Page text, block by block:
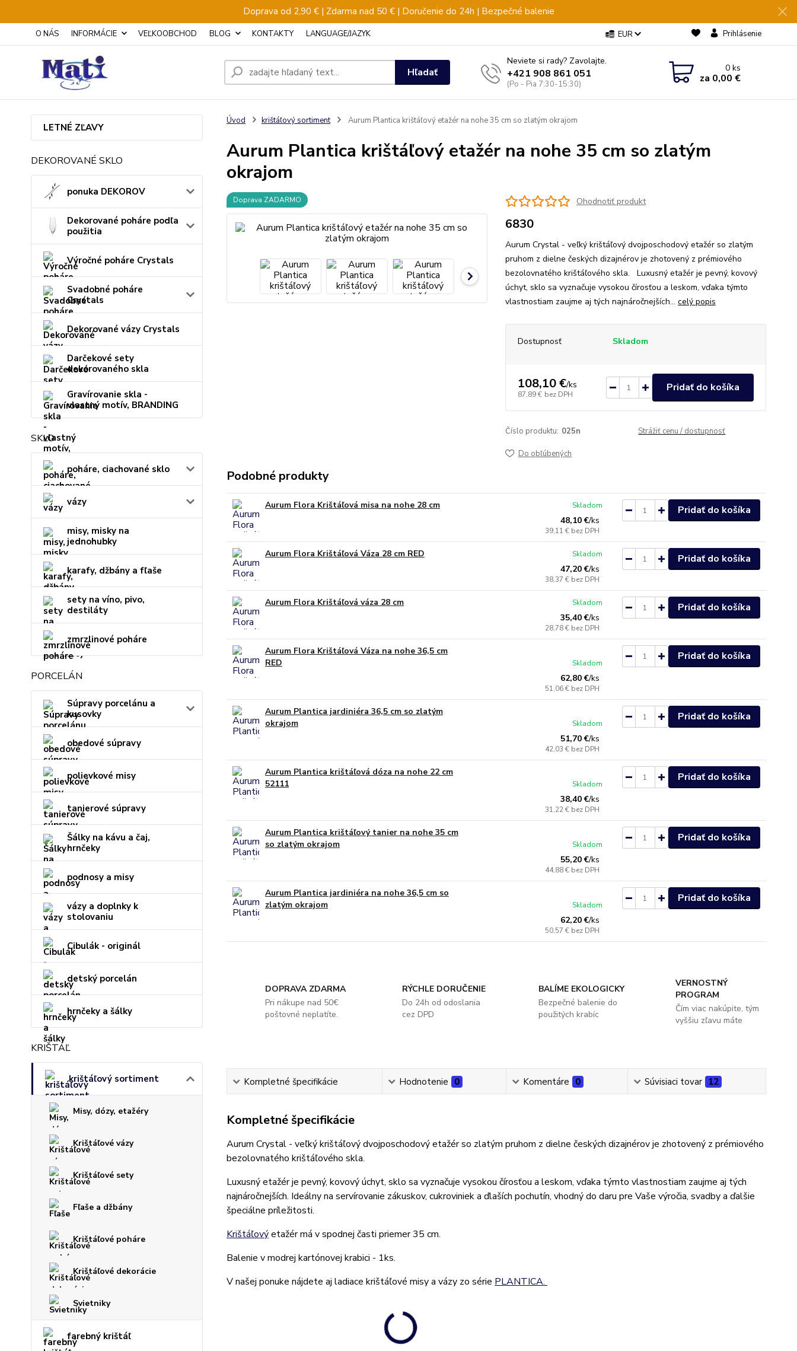
Doprava od 2,90 € | Zdarma nad 50 € | Doručenie do 24h | Bezpečné balenie
O NÁS INFORMÁCIE VEĽKOOBCHOD BLOG KONTAKTY LANGUAGE/JAZYK EUR Prihlásenie
Hľadať
Neviete si rady? Zavolajte.
+421 908 861 051
(Po - Pia 7:30-15:30)
0ks
za 0,00 €
LETNÉ ZĽAVY
DEKOROVANÉ SKLO
ponuka DEKOROV
Dekorované poháre podľa
použitia
Výročné poháre Crystals
Svadobné poháre
Crystals
Dekorované vázy Crystals
Darčekové sety
dekorovaného skla
Gravírovanie skla -
vlastný motív, BRANDING
SKLO
poháre, ciachované sklo
vázy
misy, misky na
jednohubky
karafy, džbány a fľaše
sety na víno, pivo,
destiláty
zmrzlinové poháre
PORCELÁN
Súpravy porcelánu a
kusovky
obedové súpravy
polievkové misy
tanierové súpravy
Šálky na kávu a čaj,
hrnčeky
podnosy a misy
vázy a doplnky k
stolovaniu
Cibulák - originál
detský porcelán
hrnčeky a šálky
KRIŠTÁĽ
krištáľový sortiment
Misy, dózy, etažéry
Krištáľové vázy
Krištáľové sety
Fľaše a džbány
Krištáľové poháre
Krištáľové dekorácie
Svietniky
farebný krištáľ
Úvod krištáľový sortiment Aurum Plantica krištáľový etažér na nohe 35 cm so zlatým okrajom
Aurum Plantica krištáľový etažér na nohe 35 cm so zlatým
okrajom
Doprava ZADARMO Ohodnotiť produkt
6830
Aurum Crystal - veľký krištáľový dvojposchodový etažér so zlatým
pruhom z dielne českých dizajnérov je zhotovený z prémiového
bezolovnatého krištáľového skla. Luxusný etažér je pevný, kovový
úchyt, sklo sa vyznačuje vysokou čírosťou a leskom, vďaka týmto
vlastnostiam zaujme aj tých najnáročnejších... celý popis
Dostupnosť Skladom
108,10 €/ks
87,89 € bez DPH
Pridať do košíka
Číslo produktu: 025n Strážiť cenu / dostupnosť
Do obľúbených
Podobné produkty
Aurum Flora Krištáľová misa na nohe 28 cm
48,10 €/ks
39,11 € bez DPH
Skladom Pridať do košíka
Aurum Flora Krištáľová Váza 28 cm RED
47,20 €/ks
38,37 € bez DPH
Skladom Pridať do košíka
Aurum Flora Krištáľová váza 28 cm
35,40 €/ks
28,78 € bez DPH
Skladom Pridať do košíka
Aurum Flora Krištáľová Váza na nohe 36,5 cm
RED
62,80 €/ks
51,06 € bez DPH
Skladom
Pridať do košíka
Aurum Plantica jardiniéra 36,5 cm so zlatým
okrajom
51,70 €/ks
42,03 € bez DPH
Skladom
Pridať do košíka
Aurum Plantica krištáľová dóza na nohe 22 cm
52111
38,40 €/ks
31,22 € bez DPH
Skladom
Pridať do košíka
Aurum Plantica krištáľový tanier na nohe 35 cm
so zlatým okrajom
55,20 €/ks
44,88 € bez DPH
Skladom
Pridať do košíka
Aurum Plantica jardiniéra na nohe 36,5 cm so
zlatým okrajom
62,20 €/ks
50,57 € bez DPH
Skladom
Pridať do košíka
DOPRAVA ZDARMA
Pri nákupe nad 50€
poštovné neplatíte.
RÝCHLE DORUČENIE
Do 24h od odoslania
cez DPD
BALÍME EKOLOGICKY
Bezpečné balenie do
použitých krabíc
VERNOSTNÝ
PROGRAM
Čím viac nakúpite, tým
vyššiu zľavu máte
Kompletné špecifikácie Hodnotenie 0 Komentáre 0 Súvisiaci tovar 12
Kompletné špecifikácie
Aurum Crystal - veľký krištáľový dvojposchodový etažér so zlatým pruhom z dielne českých dizajnérov je zhotovený z prémiového
bezolovnatého krištáľového skla.
Luxusný etažér je pevný, kovový úchyt, sklo sa vyznačuje vysokou čírosťou a leskom, vďaka týmto vlastnostiam zaujme aj tých
najnáročnejších. Ideálny na servírovanie zákuskov, cukroviniek a ďlaších pochutín, vhodný do daru pre Vaše výročia, svadby a ďalšie
špeciálne príležitosti.
Krištáľovýetažér má v spodnej časti priemer 35 cm.
Balenie v modrej kartónovej krabici - 1ks.
V našej ponuke nájdete aj ladiace krištáľové misy a vázy zo série PLANTICA.